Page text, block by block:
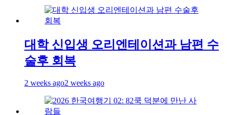
대학 신입생 오리엔테이션과 남편 수
술후 회복
2 weeks ago2 weeks ago